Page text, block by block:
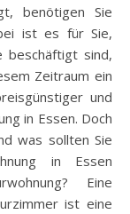
benötigen Sie
ist es für Sie,
beschäftigt sind,
Zeitraum ein
und
in Essen. Doch
was sollten Sie
in Essen
Eine
ist eine